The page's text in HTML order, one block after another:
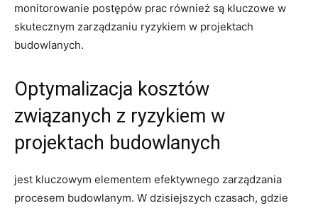
monitorowanie postępów⁢ prac również są⁣ kluczowe⁤ w
skutecznym zarządzaniu ryzykiem⁤ w projektach‍
budowlanych.
Optymalizacja kosztów
związanych z ryzykiem w
projektach budowlanych
jest kluczowym elementem efektywnego zarządzania
procesem‌ budowlanym. W dzisiejszych czasach, gdzie